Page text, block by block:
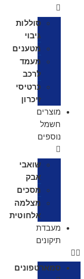
סוללות
גיבוי
מטענים
מעמד
לרכב
כרטיסי
זיכרון
מוצרים
חשמל
נוספים
שואבי
אבק
מסכים
מצלמה
אלחוטית
מעבדת
תיקונים
סמארטפונים